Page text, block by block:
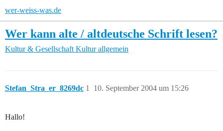
wer-weiss-was.de
Wer kann alte / altdeutsche Schrift lesen?
Kultur & Gesellschaft Kultur allgemein
Stefan_Stra_er_8269dc 10. September 2004 um 15:26
1
Hallo!